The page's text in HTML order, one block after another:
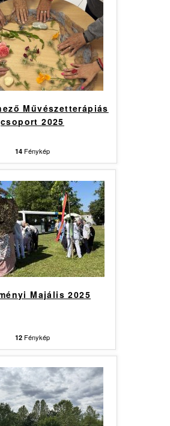
Művészetterápiás
csoport 2025
14 Fénykép
Majális 2025
12 Fénykép